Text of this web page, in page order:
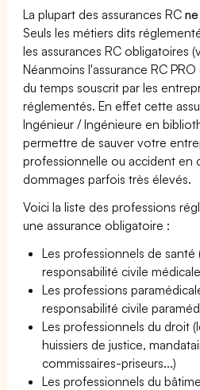
La plupart des assurances RC
Seuls les métiers dits
les assurances RC obligatoires
Néanmoins l'assurance RC
du temps souscrit par les
réglementés. En effet cette
Ingénieur / Ingénieure en
permettre de sauver votre
professionnelle ou accident en
dommages parfois très élevés.
Voici la liste des professions
une assurance obligatoire :
Les professionnels de santé
responsabilité civile
Les professions
responsabilité civile
Les professionnels du droit
huissiers de justice,
commissaires-priseurs...)
Les professionnels du